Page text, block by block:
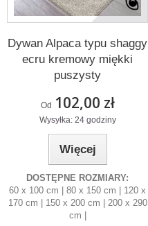
Dywan Alpaca typu shaggy
ecru kremowy miękki
puszysty
Od 102,00 zł
Wysyłka: 24 godziny
Więcej
DOSTĘPNE ROZMIARY:
60 x 100 cm | 80 x 150 cm | 120 x
170 cm | 150 x 200 cm | 200 x 290
cm |